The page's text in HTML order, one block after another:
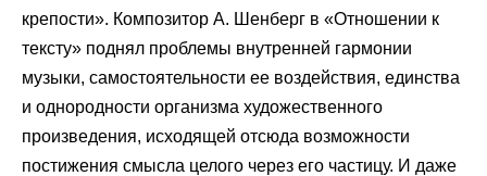
крепости». Композитор А. Шенберг в «Отношении к
тексту» поднял проблемы внутренней гармонии
музыки, самостоятельности ее воздействия, единства
и однородности организма художественного
произведения, исходящей отсюда возможности
постижения смысла целого через его частицу. И даже